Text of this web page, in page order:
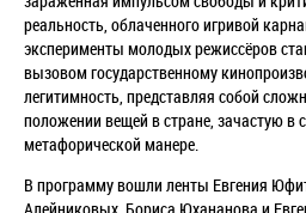
реальность, облаченного игривой
эксперименты молодых режиссёров
вызовом государственному
легитимность, представляя собой
положении вещей в стране, зачастую в
метафорической манере.
В программу вошли ленты Евгения